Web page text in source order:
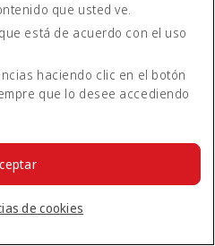
cuántos puntos necesito
la clase de un vuelo?
para mejorar la clase de un
de la disponibilidad de
entre las dos clases. El
para mejorar la clase de un
en la página de la reserva
Business Rewards de Emirates.
que usted ve.
está de acuerdo con el uso
haciendo clic en el botón
que lo desee accediendo
de cookies